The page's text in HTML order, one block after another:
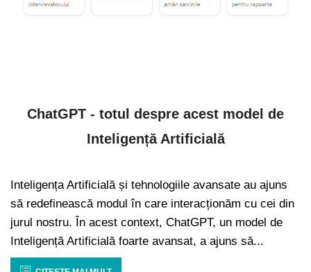
ChatGPT - totul despre acest model de
Inteligență Artificială
Inteligența Artificială și tehnologiile avansate au ajuns
să redefinească modul în care interacționăm cu cei din
jurul nostru. În acest context, ChatGPT, un model de
Inteligență Artificială foarte avansat, a ajuns să...